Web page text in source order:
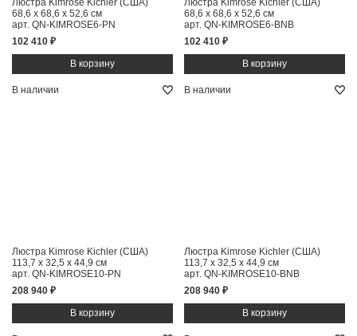
Люстра Kimrose Kichler (США)
68,6 x 68,6 x 52,6 см
арт. QN-KIMROSE6-PN
102 410 ₽
Люстра Kimrose Kichler (США)
68,6 x 68,6 x 52,6 см
арт. QN-KIMROSE6-BNB
102 410 ₽
В наличии
Люстра Kimrose Kichler (США)
113,7 x 32,5 x 44,9 см
арт. QN-KIMROSE10-PN
208 940 ₽
В наличии
Люстра Kimrose Kichler (США)
113,7 x 32,5 x 44,9 см
арт. QN-KIMROSE10-BNB
208 940 ₽